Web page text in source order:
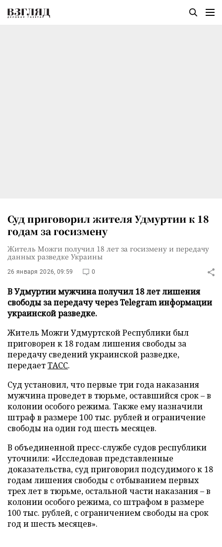
Суд приговорил жителя Удмуртии к 18
годам за госизмену
Житель Можги получил 18 лет за госизмену и передачу
данных разведке Украины
26 января 2026, 09:59 0
В Удмуртии мужчина получил 18 лет лишения
свободы за передачу через Telegram информации
украинской разведке.
Житель Можги Удмуртской Республики был
приговорен к 18 годам лишения свободы за
передачу сведений украинской разведке,
передаетТАСС.
Суд установил, что первые три года наказания
мужчина проведет в тюрьме, оставшийся срок – в
колонии особого режима. Также ему назначили
штраф в размере 100 тыс. рублей и ограничение
свободы на один год шесть месяцев.
В объединенной пресс-службе судов республики
уточнили: «Исследовав представленные
доказательства, суд приговорил подсудимого к 18
годам лишения свободы с отбыванием первых
трех лет в тюрьме, остальной части наказания – в
колонии особого режима, со штрафом в размере
100 тыс. рублей, с ограничением свободы на срок
год и шесть месяцев».